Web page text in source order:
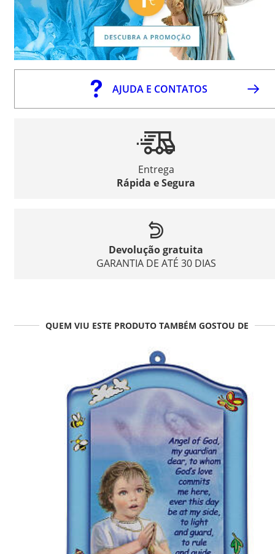
AJUDA E CONTATOS
Entrega
Rápida e Segura
Devolução gratuita
GARANTIA DE ATÉ 30 DIAS
QUEM VIU ESTE PRODUTO TAMBÉM GOSTOU DE